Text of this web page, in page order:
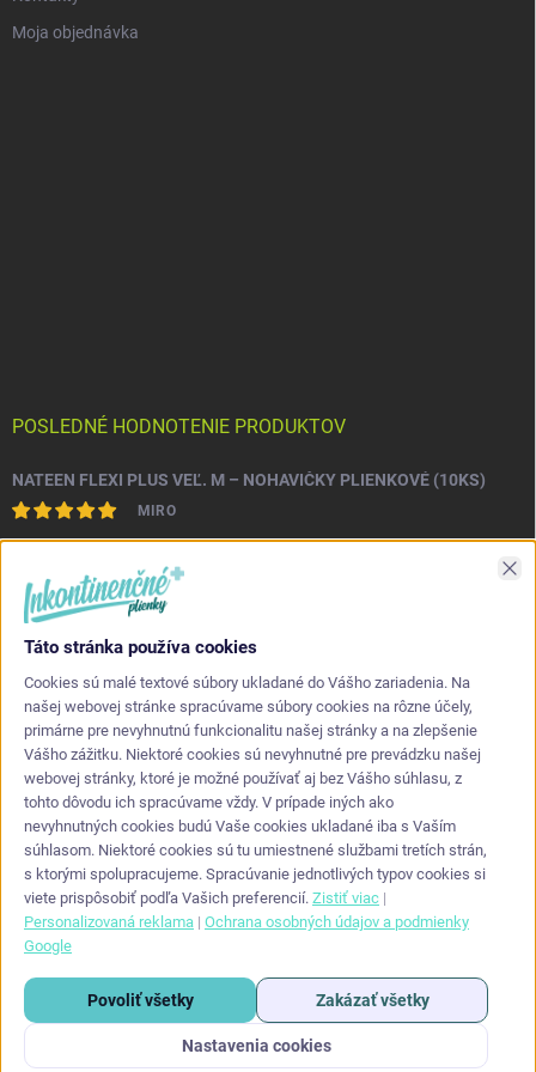
Moja objednávka
POSLEDNÉ HODNOTENIE PRODUKTOV
NATEEN FLEXI PLUS VEĽ. M – NOHAVIČKY PLIENKOVÉ (10KS)
MIRO
nepretekajú po stranách.
KONTAKT
info @inkontinencneplienky.sk
+421 948 864 624
Copyright 2026Inkontinencneplienky.sk . Všetky práva vyhradené.
nastavenie cookies
Táto stránka používa cookies
Cookies sú malé textové súbory ukladané do Vášho zariadenia. Na
našej webovej stránke spracúvame súbory cookies na rôzne účely,
primárne pre nevyhnutnú funkcionalitu našej stránky a na zlepšenie
Vášho zážitku. Niektoré cookies sú nevyhnutné pre prevádzku našej
webovej stránky, ktoré je možné používať aj bez Vášho súhlasu, z
tohto dôvodu ich spracúvame vždy. V prípade iných ako
nevyhnutných cookies budú Vaše cookies ukladané iba s Vaším
súhlasom. Niektoré cookies sú tu umiestnené službami tretích strán,
s ktorými spolupracujeme. Spracúvanie jednotlivých typov cookies si
viete prispôsobiť podľa Vašich preferencií. Zistiť viac |
Personalizovaná reklama | Ochrana osobných údajov a podmienky
Google
Povoliť všetky Zakázať všetky
Nastavenia cookies